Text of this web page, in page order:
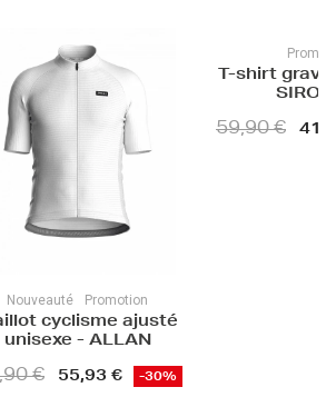
Promotion
T-shirt gravel unisexe -
SIROCCO
59,90 € 41,93 €
Fin
Maillot
HOME